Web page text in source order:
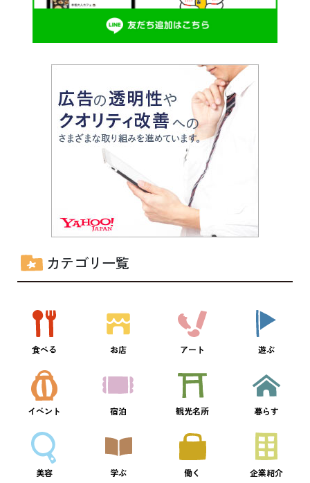
カテゴリ一覧
食べる お店 アート 遊ぶ
イベント 宿泊 観光名所 暮らす
美容 学ぶ 働く 企業紹介